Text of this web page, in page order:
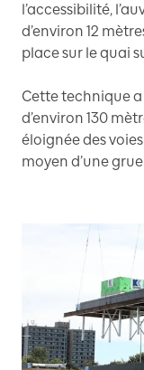
l’accessibilité,
d’environ 12
place sur le quai
Cette technique
d’environ 130
éloignée des
moyen d’une